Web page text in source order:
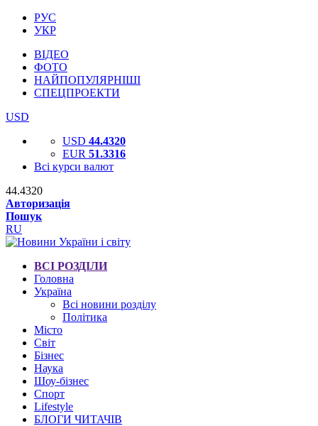
РУС
УКР
ВІДЕО
ФОТО
НАЙПОПУЛЯРНІШІ
СПЕЦПРОЕКТИ
USD
USD 44.4320
EUR 51.3316
Всі курси валют
44.4320
Авторизація
Пошук
RU
ВСІ РОЗДІЛИ
Головна
Україна
Всі новини розділу
Політика
Місто
Світ
Бізнес
Наука
Шоу-бізнес
Спорт
Lifestyle
БЛОГИ ЧИТАЧІВ